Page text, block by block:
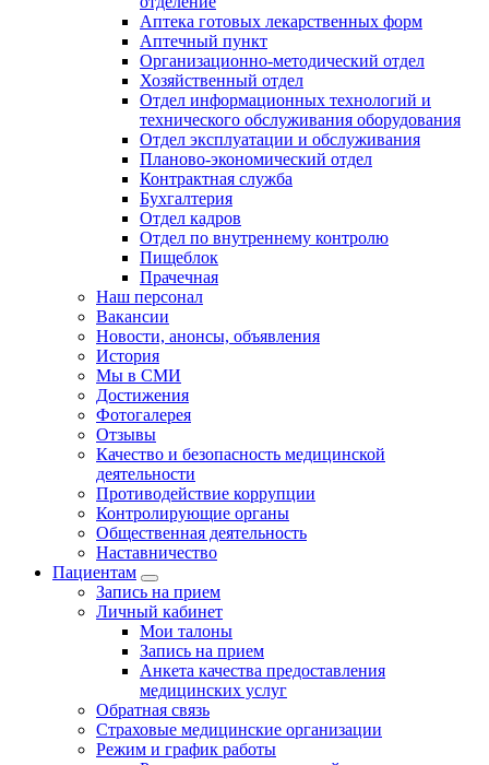
Аптека готовых лекарственных форм
Аптечный пункт
Организационно-методический отдел
Хозяйственный отдел
Отдел информационных технологий и
технического обслуживания оборудования
Отдел эксплуатации и обслуживания
Планово-экономический отдел
Контрактная служба
Бухгалтерия
Отдел кадров
Отдел по внутреннему контролю
Пищеблок
Прачечная
Наш персонал
Вакансии
Новости, анонсы, объявления
История
Мы в СМИ
Достижения
Фотогалерея
Отзывы
Качество и безопасность медицинской
деятельности
Противодействие коррупции
Контролирующие органы
Общественная деятельность
Наставничество
Пациентам
Запись на прием
Личный кабинет
Мои талоны
Запись на прием
Анкета качества предоставления
медицинских услуг
Обратная связь
Страховые медицинские организации
Режим и график работы